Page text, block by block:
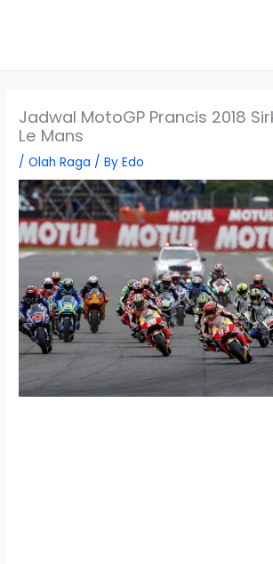
Jadwal MotoGP Prancis 2018
Le Mans
/Olah Raga / ByEdo